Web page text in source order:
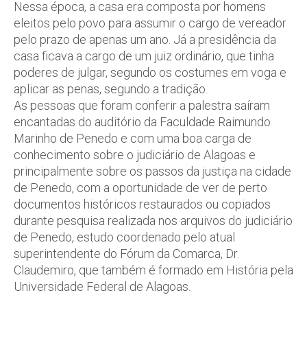
Nessa época, a casa era composta por homens
eleitos pelo povo para assumir o cargo de vereador
pelo prazo de apenas um ano. Já a presidência da
casa ficava a cargo de um juiz ordinário, que tinha
poderes de julgar, segundo os costumes em voga e
aplicar as penas, segundo a tradição.
As pessoas que foram conferir a palestra saíram
encantadas do auditório da Faculdade Raimundo
Marinho de Penedo e com uma boa carga de
conhecimento sobre o judiciário de Alagoas e
principalmente sobre os passos da justiça na cidade
de Penedo, com a oportunidade de ver de perto
documentos históricos restaurados ou copiados
durante pesquisa realizada nos arquivos do judiciário
de Penedo, estudo coordenado pelo atual
superintendente do Fórum da Comarca, Dr.
Claudemiro, que também é formado em História pela
Universidade Federal de Alagoas.